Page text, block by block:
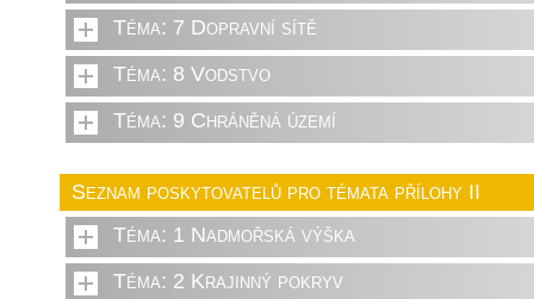
Téma: 7 Dopravní sítě
Téma: 8 Vodstvo
Téma: 9 Chráněná území
Seznam poskytovatelů pro témata přílohy II
Téma: 1 Nadmořská výška
Téma: 2 Krajinný pokryv